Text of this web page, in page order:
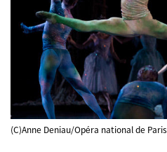
(C)Anne Deniau/Opéra national de Paris